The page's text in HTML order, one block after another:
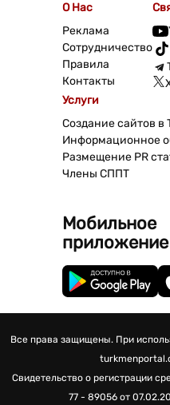
О Нас
Реклама
Сотрудничество
Правила
Контакты
Услуги
Создание сайтов в
Информационное
Размещение PR
Члены СППТ
Мобильное
приложение
Все права защищены. При
Свидетельство о регистрации
77 - 89056 от